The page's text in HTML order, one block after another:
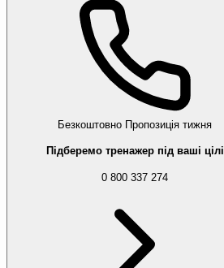
Безкоштовно Пропозиція тижня
Підберемо тренажер під ваші цілі
0 800 337 274